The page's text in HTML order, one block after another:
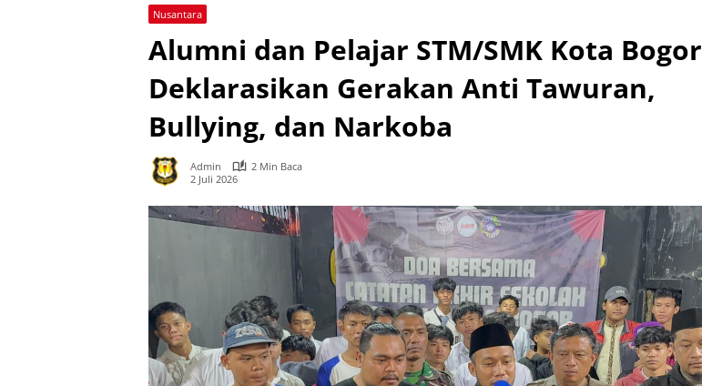
Nusantara
Alumni dan Pelajar STM/SMK Kota Bogor
Deklarasikan Gerakan Anti Tawuran,
Bullying, dan Narkoba
Admin
2 Min Baca
2 Juli 2026